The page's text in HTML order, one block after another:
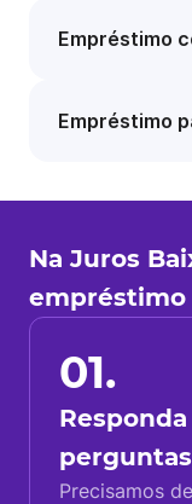
Empréstimo
Empréstimo
Na Juros
empréstimo
01.
perguntas
Precisamos